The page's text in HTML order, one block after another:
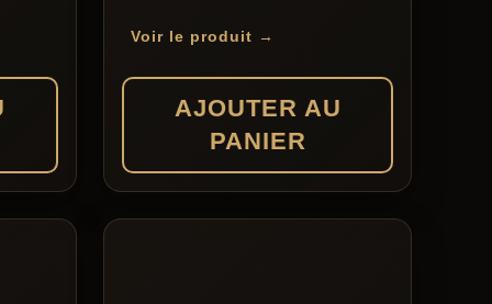
Voir le produit →
AJOUTER AU
PANIER